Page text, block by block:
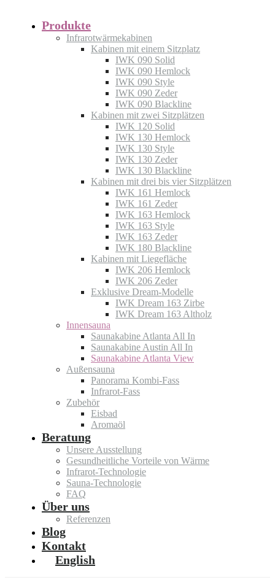
Produkte
Infrarotwärmekabinen
Kabinen mit einem Sitzplatz
IWK 090 Solid
IWK 090 Hemlock
IWK 090 Style
IWK 090 Zeder
IWK 090 Blackline
Kabinen mit zwei Sitzplätzen
IWK 120 Solid
IWK 130 Hemlock
IWK 130 Style
IWK 130 Zeder
IWK 130 Blackline
Kabinen mit drei bis vier Sitzplätzen
IWK 161 Hemlock
IWK 161 Zeder
IWK 163 Hemlock
IWK 163 Style
IWK 163 Zeder
IWK 180 Blackline
Kabinen mit Liegefläche
IWK 206 Hemlock
IWK 206 Zeder
Exklusive Dream-Modelle
IWK Dream 163 Zirbe
IWK Dream 163 Altholz
Innensauna
Saunakabine Atlanta All In
Saunakabine Austin All In
Saunakabine Atlanta View
Außensauna
Panorama Kombi-Fass
Infrarot-Fass
Zubehör
Eisbad
Aromaöl
Beratung
Unsere Ausstellung
Gesundheitliche Vorteile von Wärme
Infrarot-Technologie
Sauna-Technologie
FAQ
Über uns
Referenzen
Blog
Kontakt
English